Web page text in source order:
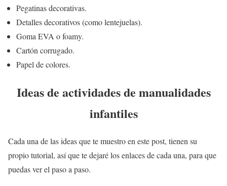
Pegatinas decorativas.
Detalles decorativos (como lentejuelas).
Goma EVA o foamy.
Cartón corrugado.
Papel de colores.
Ideas de actividades de manualidades
infantiles
Cada una de las ideas que te muestro en este post, tienen su
propio tutorial, así que te dejaré los enlaces de cada una, para que
puedas ver el paso a paso.